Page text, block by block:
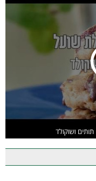
ושוקולד